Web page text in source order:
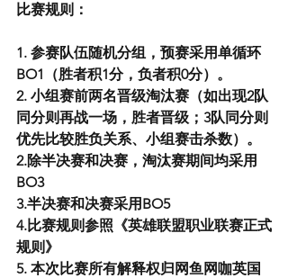
比赛规则：
1. 参赛队伍随机分组，预赛采用单循环
BO1（胜者积1分，负者积0分）。
2. 小组赛前两名晋级淘汰赛（如出现2队
同分则再战一场，胜者晋级；3队同分则
优先比较胜负关系、小组赛击杀数）。
2.除半决赛和决赛，淘汰赛期间均采用
BO3
3.半决赛和决赛采用BO5
4.比赛规则参照《英雄联盟职业联赛正式
规则》
5. 本次比赛所有解释权归网鱼网咖英国